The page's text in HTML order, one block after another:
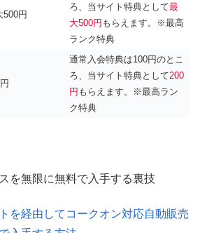
500円
ろ、当サイト特典として最
大500円 もらえます。※最高
ランク特典
通常入会特典は100円のとこ
ろ、当サイト特典として200
円 もらえます。※最高ラン
ク特典
を無限に無料で入手する裏技
を経由してコークオン対応自動販売